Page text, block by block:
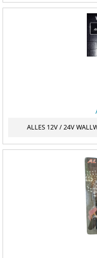
ALLES 12V / 24V